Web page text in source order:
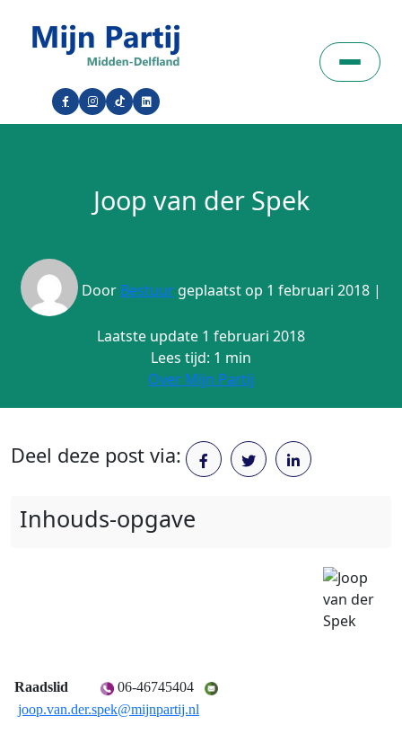
Joop van der Spek
Door Bestuur geplaatst op 1 februari 2018 |
Laatste update 1 februari 2018
Lees tijd: 1 min
Over Mijn Partij
Deel deze post via:
Inhouds-opgave
Raadslid
06-46745404
joop.van.der.spek@mijnpartij.nl